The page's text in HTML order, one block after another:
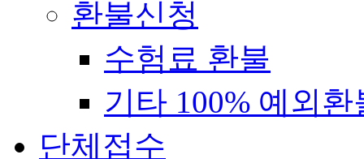
환불신청
수험료 환불
기타 100% 예외환
단체접수